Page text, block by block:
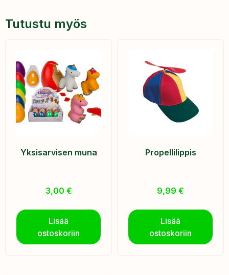
Tutustu myös
Yksisarvisen muna
3,00 €
Lisää
ostoskoriin
Propellilippis
9,99 €
Lisää
ostoskoriin